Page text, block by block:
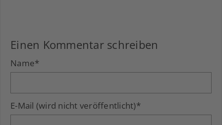
Einen Kommentar schreiben
Name*
E-Mail (wird nicht veröffentlicht)*